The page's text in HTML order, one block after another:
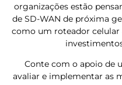
organizações estão
de SD-WAN de próxima
como um roteador celular
Conte com o apoio de
avaliar e implementar as